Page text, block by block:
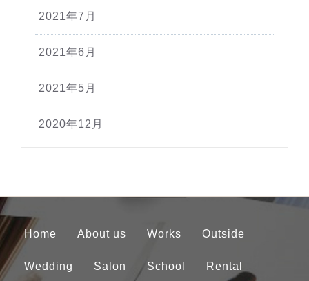
2021年7月
2021年6月
2021年5月
2020年12月
Home About us Works Outside
Wedding Salon School Rental